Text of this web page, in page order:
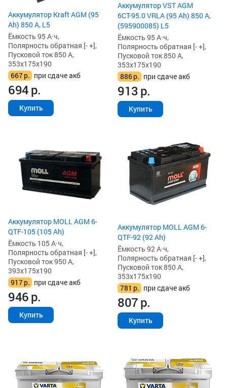
Аккумулятор Kraft AGM (95
Ah) 850 А, L5
Ёмкость 95 А·ч,
Полярность обратная [- +],
Пусковой ток 850 А,
353x175x190
667р. при сдаче акб
694р.
Купить
Аккумулятор VST AGM
6СТ-95.0 VRLA (95 Ah) 850 А,
(595900085) L5
Ёмкость 95 А·ч,
Полярность обратная [- +],
Пусковой ток 850 А,
353x175x190
886р. при сдаче акб
913р.
Купить
Аккумулятор MOLL AGM 6-
QTF-105 (105 Ah)
Ёмкость 105 А·ч,
Полярность обратная [- +],
Пусковой ток 950 А,
393x175x190
917р. при сдаче акб
946р.
Купить
Аккумулятор MOLL AGM 6-
QTF-92 (92 Ah)
Ёмкость 92 А·ч,
Полярность обратная [- +],
Пусковой ток 850 А,
353x175x190
781 р. при сдаче акб
807р.
Купить